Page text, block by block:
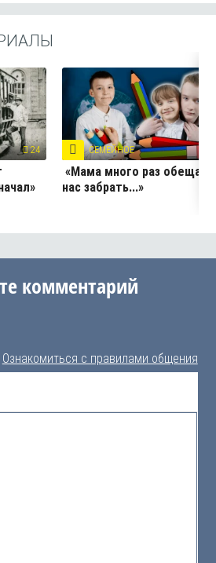
24 СЕМЕЙНОЕ
«Мама много раз обещала
нас забрать...»
комментарий
Ознакомиться с правилами общения